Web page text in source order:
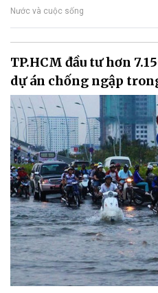
Nước và cuộc sống
TP.HCM đầu tư hơn
dự án chống ngập